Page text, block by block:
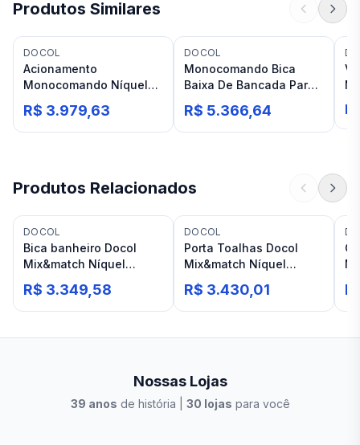
Produtos Similares
DOCOL
Acionamento
Monocomando Níquel
Escovado Docol
JoyStick Mix&Match
R$ 3.979,63
DOCOL
Monocomando Bica
Baixa De Bancada Para
Banheiro Docol Argon
Níquel Escovado
R$ 5.366,64
Produtos Relacionados
DOCOL
Bica banheiro Docol
Mix&match Níquel
Escovado Mesa 305
R$ 3.349,58
DOCOL
Porta Toalhas Docol
Mix&match Níquel
Escovado Bastão 50cm
R$ 3.430,01
Nossas Lojas
39 anos de história | 30 lojas para você